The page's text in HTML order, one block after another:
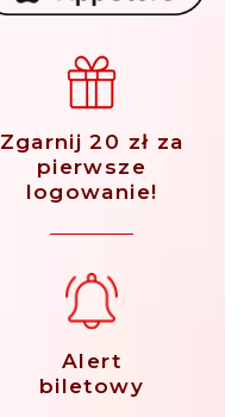
Zgarnij 20 zł za
pierwsze
logowanie!
Alert
biletowy